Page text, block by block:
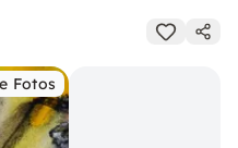
Fotos